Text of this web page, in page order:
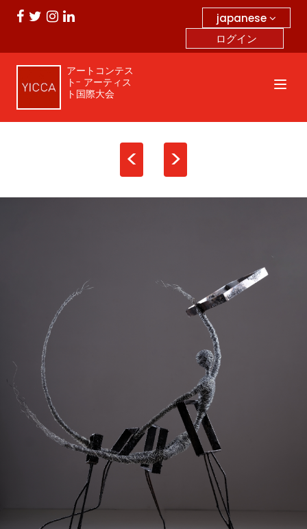
japanese
ログイン
アートコンテス
ト- アーティス
ト国際大会
< >